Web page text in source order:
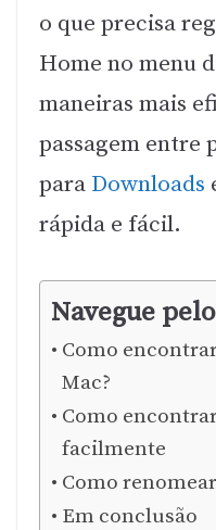
o que precisa
Home no menu
maneiras mais
passagem entre
para Downloads
rápida e fácil.
Navegue
Como
Mac?
Como
facilmente
Como
Em conclusão